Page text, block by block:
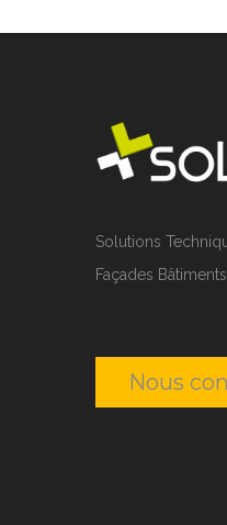
Solutions
Façades Bâtiments
Nous